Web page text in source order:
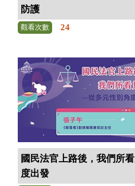
防護
觀看次數 24
國民法官上路後，我們所
度出發